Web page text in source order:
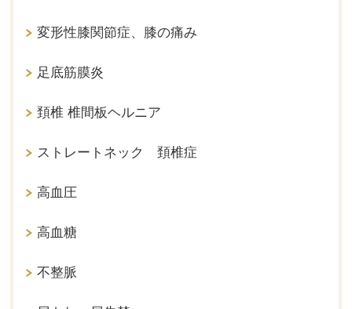
変形性膝関節症、膝の痛み
足底筋膜炎
頚椎 椎間板ヘルニア
ストレートネック 頚椎症
高血圧
高血糖
不整脈